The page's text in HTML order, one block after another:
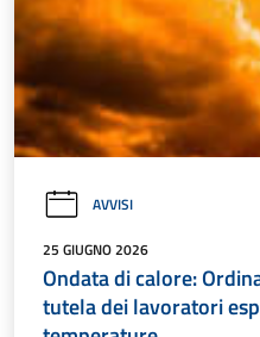
AVVISI
25 GIUGNO 2026
Ondata di calore:
tutela dei lavoratori